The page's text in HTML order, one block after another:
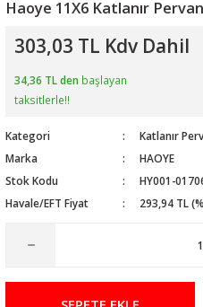
Haoye 11X6 Katlanır
303,03 TL Kdv Dahil
34,36 TL den başlayan
taksitlerle!!
Kategori
Katlanır
Marka
HAOYE
Stok Kodu
HY001-
Havale/EFT Fiyat
293,94 TL